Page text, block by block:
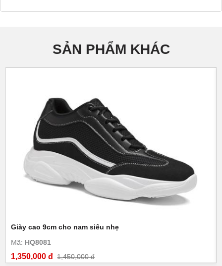
SẢN PHẨM KHÁC
Giày cao 9cm cho nam siêu nhẹ
Mã: HQ8081
1,350,000 đ 1,450,000 đ